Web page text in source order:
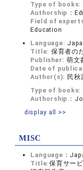
Type of books:
Authorship：
Field of
Education
Language:
Title: 保育者の
Publisher: 萌文
Date of
Author(s): 民秋
Type of books:
Authorship：
display all >>
MISC
Language：
Title:保育サー